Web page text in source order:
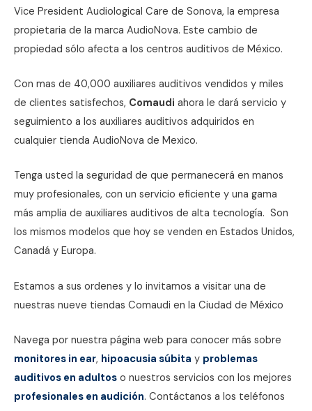
Vice President Audiological Care de Sonova, la empresa
propietaria de la marca AudioNova. Este cambio de
propiedad sólo afecta a los centros auditivos de México.
Con mas de 40,000 auxiliares auditivos vendidos y miles
de clientes satisfechos, Comaudi ahora le dará servicio y
seguimiento a los auxiliares auditivos adquiridos en
cualquier tienda AudioNova de Mexico.
Tenga usted la seguridad de que permanecerá en manos
muy profesionales, con un servicio eficiente y una gama
más amplia de auxiliares auditivos de alta tecnología. Son
los mismos modelos que hoy se venden en Estados Unidos,
Canadá y Europa.
Estamos a sus ordenes y lo invitamos a visitar una de
nuestras nueve tiendas Comaudi en la Ciudad de México
Navega por nuestra página web para conocer más sobre
monitores in ear, hipoacusia súbita y problemas
auditivos en adultos o nuestros servicios con los mejores
profesionales en audición. Contáctanos a los teléfonos